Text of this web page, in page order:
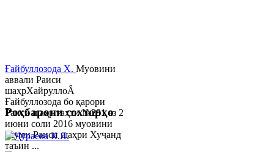
Ғайбуллозода Х. Муовини
аввали Раиси
шаҳрХайруллоÂ
Ғайбуллозода бо қарори
Раиси шаҳр таҳти №281 аз 2
июни соли 2016 муовини
якуми Раиси шаҳри Хуҷанд
таъин ...
Роҳбарони сохторҳо